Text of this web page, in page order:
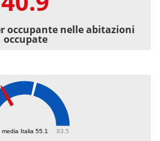
occupante nelle abitazioni
occupate
media Italia 55.1 83.5